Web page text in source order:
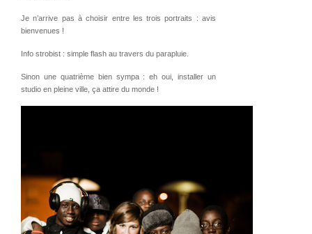
Je n’arrive pas à choisir entre les trois portraits : avis
bienvenues !
Info strobist : simple flash au travers du parapluie.
Sinon une quatrième bien sympa : eh oui, installer un
studio en pleine ville, ça attire du monde !